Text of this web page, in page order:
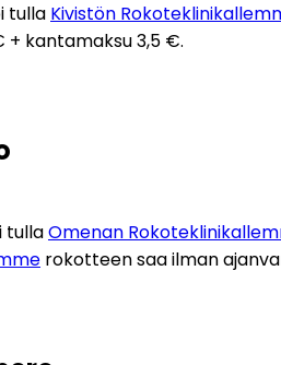
tulla Kivistön
kantamaksu 3,5 €.
tulla Omenan
rokotteen saa ilman